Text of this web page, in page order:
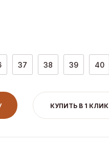
37 38 39 40
КУПИТЬ В 1 КЛИК